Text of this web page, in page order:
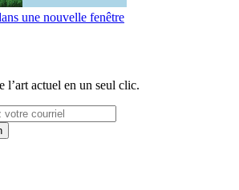
une nouvelle fenêtre
l’art actuel en un seul clic.